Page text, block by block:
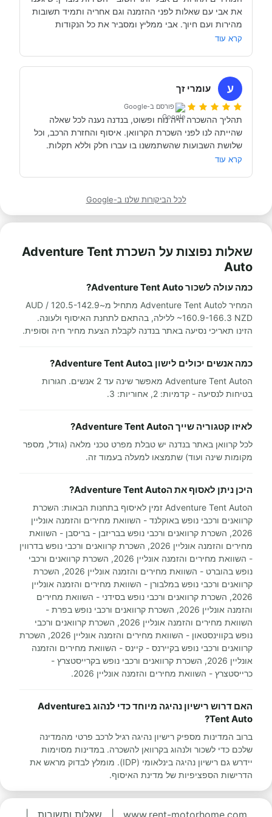
היה זמין לכל שאלה, לפני ובמהלך השהות שלנו (וכמעט ולא
השכרנו את הקרוואן בדורטמונד, בגרמניה- קיבלנו את האוטו
תודה אבי!
קרא עוד
ע עומרי זך
פורסם ב-Google
מאוד מומלץ לכל מי שרוצה לעשות חופשה בקרוואן.
קרא עוד
לכל הביקורות שלנו ב-Google
שאלות נפוצות על השכרת Adventure Tent
Auto
כמה עולה לשכור Adventure Tent Auto?
המחיר לAdventure Tent Auto מתחיל מ~120.5-142.9 AUD /
~160.9-166.3 NZD ללילה, בהתאם לתחנת האיסוף ולעונה.
הזינו תאריכי נסיעה באתר בנדנה לקבלת הצעת מחיר חיה וסופית.
כמה אנשים יכולים לישון בAdventure Tent Auto?
הAdventure Tent Auto מאפשר שינה עד 2 אנשים. חגורות
בטיחות לנסיעה - קדמיות: 2, אחוריות: 3.
לאיזו קטגוריה שייך הAdventure Tent Auto?
לכל קרוואן באתר בנדנה יש טבלת מפרט טכני מלאה (גודל, מספר
מקומות שינה ועוד) שתמצאו למעלה בעמוד זה.
היכן ניתן לאסוף את הAdventure Tent Auto?
הAdventure Tent Auto זמין לאיסוף בתחנות הבאות: השכרת
קרוואנים ורכבי נופש באוקלנד - השוואת מחירים והזמנה אונליין
2026, השכרת קרוואנים ורכבי נופש בבריזבן - בריסבן - השוואת
מחירים והזמנה אונליין 2026, השכרת קרוואנים ורכבי נופש בדרווין
- השוואת מחירים והזמנה אונליין 2026, השכרת קרוואנים ורכבי
נופש בהוברט - השוואת מחירים והזמנה אונליין 2026, השכרת
קרוואנים ורכבי נופש במלבורן - השוואת מחירים והזמנה אונליין
2026, השכרת קרוואנים ורכבי נופש בסידני - השוואת מחירים
והזמנה אונליין 2026, השכרת קרוואנים ורכבי נופש בפרת -
השוואת מחירים והזמנה אונליין 2026, השכרת קרוואנים ורכבי
נופש בקווינסטאון - השוואת מחירים והזמנה אונליין 2026, השכרת
קרוואנים ורכבי נופש בקיירנס - קיינס - השוואת מחירים והזמנה
אונליין 2026, השכרת קרוואנים ורכבי נופש בקרייסטצרץ -
כרייסטצרץ - השוואת מחירים והזמנה אונליין 2026.
האם דרוש רישיון נהיגה מיוחד כדי לנהוג בAdventure
Tent Auto?
ברוב המדינות מספיק רישיון נהיגה רגיל לרכב פרטי מהמדינה
שלכם כדי לשכור ולנהוג בקרוואן להשכרה. במדינות מסוימות
יידרש גם רישיון נהיגה בינלאומי (IDP). מומלץ לבדוק מראש את
הדרישות הספציפיות של מדינת האיסוף.
www.rent-motorhome.com שאלות ותשובות